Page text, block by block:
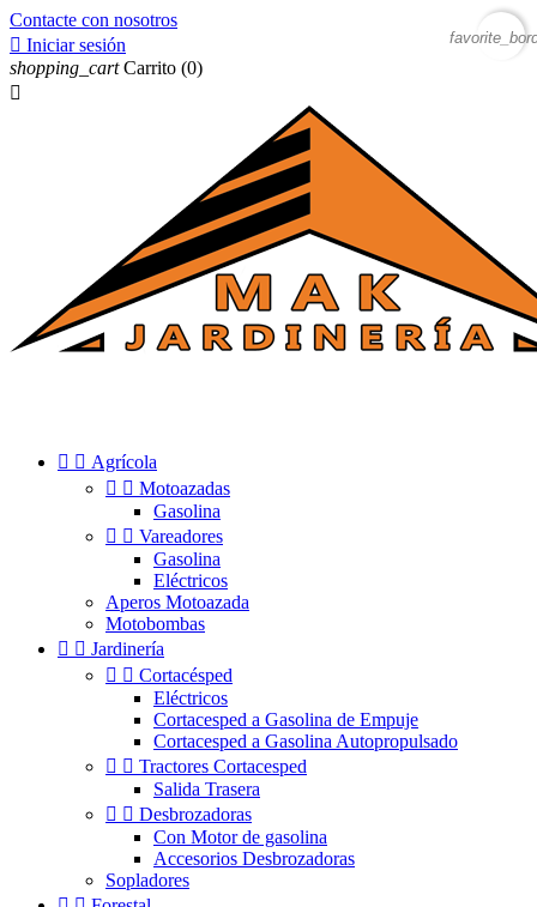
Contacte con nosotros
 Iniciar sesión
shopping_cart Carrito (0)

  Agrícola
  Motoazadas
Gasolina
  Vareadores
Gasolina
Eléctricos
Aperos Motoazada
Motobombas
  Jardinería
  Cortacésped
Eléctricos
Cortacesped a Gasolina de Empuje
Cortacesped a Gasolina Autopropulsado
  Tractores Cortacesped
Salida Trasera
  Desbrozadoras
Con Motor de gasolina
Accesorios Desbrozadoras
Sopladores